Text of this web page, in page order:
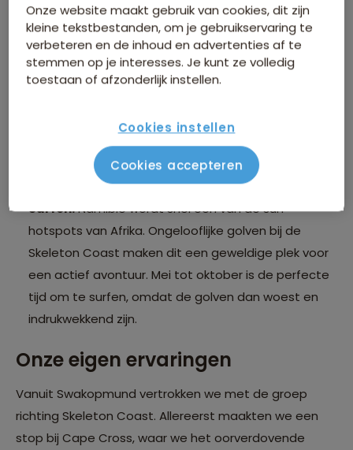
van de Skeleton Coast.
Woestijnsafari:Ga op een speciaal
georganiseerde safari om de zeldzame
woestijndieren te spotten. Van de indrukwekkende
zich hier aangepast aan dit harde klimaat.
Cultureel erfgoed:Verken de oude rotstekeningen
en leer over de rijke geschiedenis van de inheemse
volkeren die hier eeuwenlang hebben geleefd.
Surfen:Namibië wordt snel één van de surf-
hotspots van Afrika. Ongelooflijke golven bij de
Skeleton Coast maken dit een geweldige plek voor
een actief avontuur. Mei tot oktober is de perfecte
tijd om te surfen, omdat de golven dan woest en
indrukwekkend zijn.
Onze eigen ervaringen
Vanuit Swakopmund vertrokken we met de groep
richting Skeleton Coast. Allereerst maakten we een
stop bij Cape Cross, waar we het oorverdovende
Onze website maakt gebruik van cookies, dit zijn
kleine tekstbestanden, om je gebruikservaring te
verbeteren en de inhoud en advertenties af te
stemmen op je interesses. Je kunt ze volledig
toestaan of afzonderlijk instellen.
Cookies instellen
Cookies accepteren